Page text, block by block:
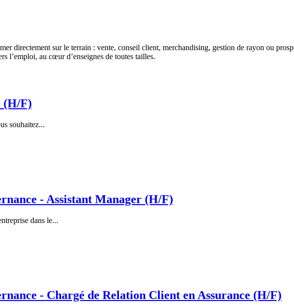
directement sur le terrain : vente, conseil client, merchandising, gestion de rayon ou
l’emploi, au cœur d’enseignes de toutes tailles.
(H/F)
souhaitez...
- Assistant Manager (H/F)
dans le...
- Chargé de Relation Client en Assurance (H/F)